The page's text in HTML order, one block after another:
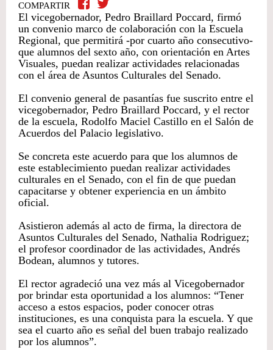
COMPARTIR
El vicegobernador, Pedro Braillard Poccard, firmó
un convenio marco de colaboración con la Escuela
Regional, que permitirá -por cuarto año consecutivo-
que alumnos del sexto año, con orientación en Artes
Visuales, puedan realizar actividades relacionadas
con el área de Asuntos Culturales del Senado.
El convenio general de pasantías fue suscrito entre el
vicegobernador, Pedro Braillard Poccard, y el rector
de la escuela, Rodolfo Maciel Castillo en el Salón de
Acuerdos del Palacio legislativo.
Se concreta este acuerdo para que los alumnos de
este establecimiento puedan realizar actividades
culturales en el Senado, con el fin de que puedan
capacitarse y obtener experiencia en un ámbito
oficial.
Asistieron además al acto de firma, la directora de
Asuntos Culturales del Senado, Nathalia Rodriguez;
el profesor coordinador de las actividades, Andrés
Bodean, alumnos y tutores.
El rector agradeció una vez más al Vicegobernador
por brindar esta oportunidad a los alumnos: “Tener
acceso a estos espacios, poder conocer otras
instituciones, es una conquista para la escuela. Y que
sea el cuarto año es señal del buen trabajo realizado
por los alumnos”.